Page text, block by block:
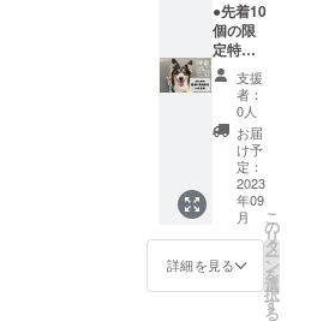
項 ・設
置期間
は1年間
となり
ます ・
記載す
るお名
前以外
の仕
様・デ
ザイン
はマメ
ノキ側
で決定
しま
す。 ※
キの取
り組み
を応援
してい
ただけ
る企業
さま ・
ドッグ
パーク
の利用
者へPR
したい
企業さ
ま ■注
意事項
・設置
●先着10
個の限
定特典
です。
●ドッグ
ラン柵
に御社
名、商
品・
サービ
ス名を
記載し
た看板
を設置
しま
す。 ■
支援
者：
0人
お届
け予
定：
2023
年09
月
詳細を見る
こ
の
リ
タ
ー
ン
を
選
択
す
る